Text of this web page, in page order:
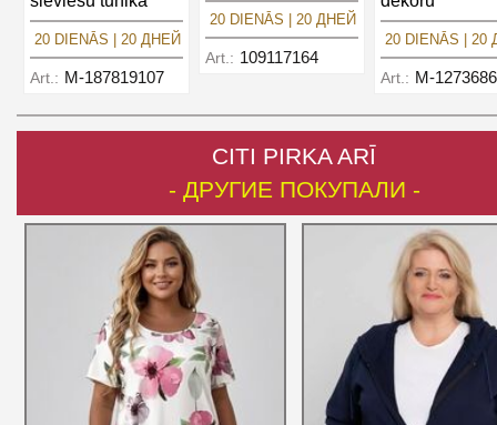
20 DIENĀS | 20 ДНЕЙ
Art.: M-187819107
20 DIENĀS | 20 ДНЕЙ
Art.: 109117164
20 DIENĀS | 20
Art.: M-
CITI PIRKA ARĪ
- ДРУГИЕ ПОКУПАЛИ -